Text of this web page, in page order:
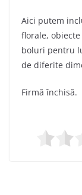
Aici putem
florale,
boluri pentru
de diferite
Firmă închisă.